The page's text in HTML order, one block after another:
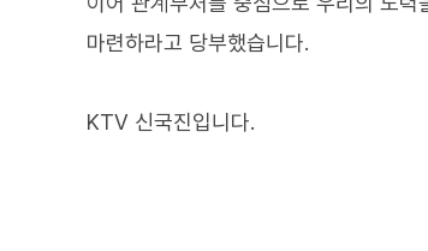
마련하라고 당부했습니다.
KTV 신국진입니다.